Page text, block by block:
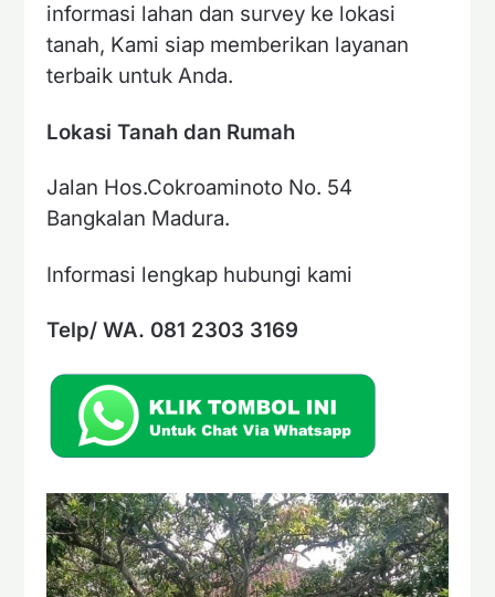
informasi lahan dan survey ke lokasi
tanah, Kami siap memberikan layanan
terbaik untuk Anda.
Lokasi Tanah dan Rumah
Jalan Hos.Cokroaminoto No. 54
Bangkalan Madura.
Informasi lengkap hubungi kami
Telp/ WA. 081 2303 3169